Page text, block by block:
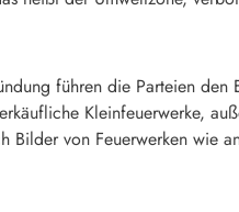
führen die Parteien
Kleinfeuerwerke,
Bilder von Feuerwerken wie